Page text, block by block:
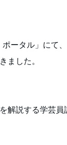
ータル」にて
ました。
解説する学芸